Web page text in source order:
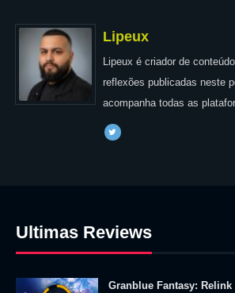
Lipeux
Lipeux é criador de
reflexões publicadas neste
acompanha todas as
Ultimas Reviews
Granblue Fantasy: Relink